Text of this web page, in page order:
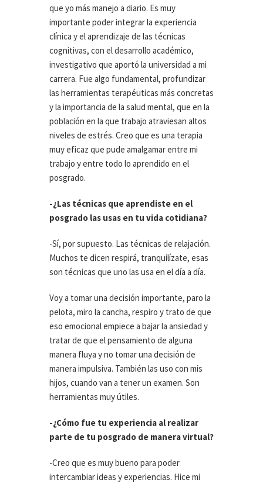
que yo más manejo a diario. Es muy
importante poder integrar la experiencia
clínica y el aprendizaje de las técnicas
cognitivas, con el desarrollo académico,
investigativo que aportó la universidad a mi
carrera. Fue algo fundamental, profundizar
las herramientas terapéuticas más concretas
y la importancia de la salud mental, que en la
población en la que trabajo atraviesan altos
niveles de estrés. Creo que es una terapia
muy eficaz que pude amalgamar entre mi
trabajo y entre todo lo aprendido en el
posgrado.
-¿Las técnicas que aprendiste en el
posgrado las usas en tu vida cotidiana?
-Sí, por supuesto. Las técnicas de relajación.
Muchos te dicen respirá, tranquilízate, esas
son técnicas que uno las usa en el día a día.
Voy a tomar una decisión importante, paro la
pelota, miro la cancha, respiro y trato de que
eso emocional empiece a bajar la ansiedad y
tratar de que el pensamiento de alguna
manera fluya y no tomar una decisión de
manera impulsiva. También las uso con mis
hijos, cuando van a tener un examen. Son
herramientas muy útiles.
-¿Cómo fue tu experiencia al realizar
parte de tu posgrado de manera virtual?
-Creo que es muy bueno para poder
intercambiar ideas y experiencias. Hice mi